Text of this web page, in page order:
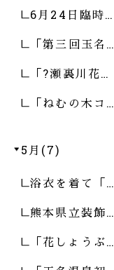
6月24日臨時…
「第三回玉名…
「?瀬裏川花…
「ねむの木コ…
5月(7)
浴衣を着て「…
熊本県立装飾…
「花しょうぶ…